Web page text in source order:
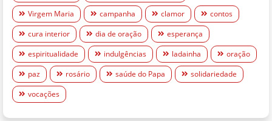
Virgem Maria
campanha clamor
contos
cura interior
dia de oração
esperança
espiritualidade
indulgências ladainha
oração
paz
rosário saúde do Papa
solidariedade
vocações